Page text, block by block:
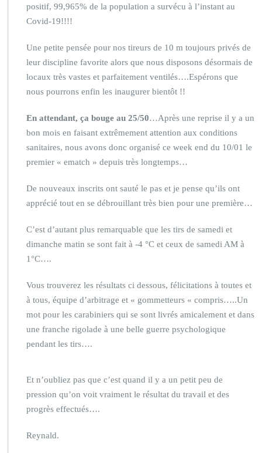
positif, 99,965% de la population a survécu à l’instant au
Covid-19!!!!
Une petite pensée pour nos tireurs de 10 m toujours privés de
leur discipline favorite alors que nous disposons désormais de
locaux très vastes et parfaitement ventilés….Espérons que
nous pourrons enfin les inaugurer bientôt !!
En attendant, ça bouge au 25/50…Après une reprise il y a un
bon mois en faisant extrêmement attention aux conditions
sanitaires, nous avons donc organisé ce week end du 10/01 le
premier « ematch » depuis très longtemps…
De nouveaux inscrits ont sauté le pas et je pense qu’ils ont
apprécié tout en se débrouillant très bien pour une première…
C’est d’autant plus remarquable que les tirs de samedi et
dimanche matin se sont fait à -4 °C et ceux de samedi AM à
1°C….
Vous trouverez les résultats ci dessous, félicitations à toutes et
à tous, équipe d’arbitrage et « gommetteurs « compris…..Un
mot pour les carabiniers qui se sont livrés amicalement et dans
une franche rigolade à une belle guerre psychologique
pendant les tirs….
Et n’oubliez pas que c’est quand il y a un petit peu de
pression qu’on voit vraiment le résultat du travail et des
progrès effectués….
Reynald.